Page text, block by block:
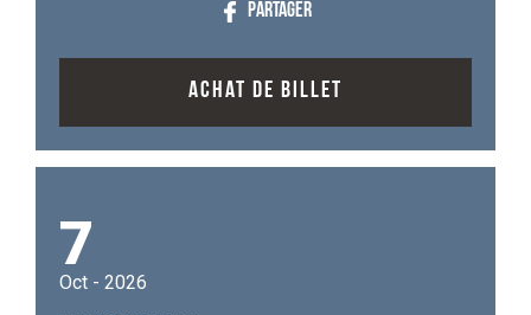
PARTAGER
ACHAT DE BILLET
7
Oct - 2026